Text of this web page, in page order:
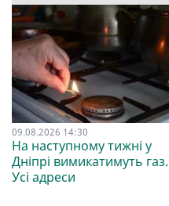
09.08.2026 14:30
На наступному тижні у
Дніпрі вимикатимуть газ.
Усі адреси